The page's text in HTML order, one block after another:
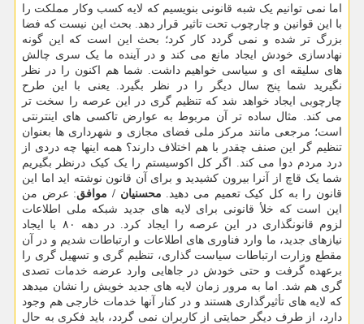
اما نمی توانیم یک شبه قانونی بنویسیم که لایه کسب وکار مملکت را
با این قوانین و چارچوب تحت تاثیر قرار دهد. بحث این نیست که فضا
بزرگ تر شده و نمی گردد کار کرد؛ بحث این است که این گونه
نهادسازی خودش ایجاد مانع می کند و در آینده ما یک سری چالش
های سلیقه ای و سیاسی خواهیم داشت. شما هم اکنون را در نظر
نگیرید شما پنج سال دیگر را در نظر بگیرد. یعنی با این طرح
چارچوبی ایجاد خواهد شد که تنظیم گری در این عرصه را سخت تر
می کند. مثال ساده تر آن مربوط به عوارض تاکسی های اینترنتی
است؛ مرجعی مانند مرکز ملی فضای مجازی و شهرداری ها بعنوان
تنظیم گر این صنف چقدر با هم اختلاف دارند؟ همه اینها چه دردی از
درد مردم دوا می کند. اگر کل اکوسیستم را یک کیک درنظر بگیریم
شما یک قاچ از آنرا بیرون کشیدید و برای آن قانون نوشته اید اما این
قانون را به کل کیک تعمیم می دهید. محسنیان / موافق: عرض من
این است که خلأ قانونی برای لایه های جدید شبکه ملی اطلاعات
لزوم قانونگذاری در این عرصه را ایجاد کرد. در دهه ۸۰ با ایجاد
نیازهای جدید، ما وارد فناوری های اطلاعات و ارتباطات شدیم و در آن
مقطع وزارت ارتباطات سیاست گذاری، تنظیم گری و تسهیل گری را
برعهده گرفت و حتی خودش در جاهایی وارد عرضه خدمات تصدی
گری هم شد. اما به مرور زمان لایه های جدید خویش را نشان میدهد
که لایه های تأثیرگذاری هستند و در کنار آنها خدمات خارجی هم وجود
دارد، از طرف دیگر حمایتی از کاربران نمی گردد، باید فکری به حال